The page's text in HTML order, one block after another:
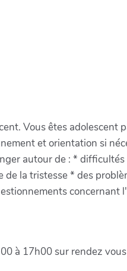
Vous êtes adolescent
et orientation si
autour de : *
la tristesse * des
concernant
à 17h00 sur rendez vous